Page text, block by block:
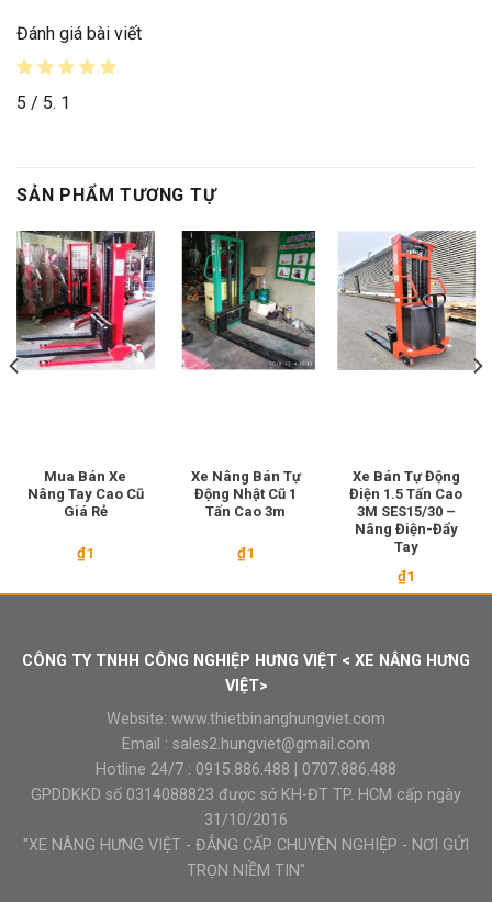
Đánh giá bài viết
5 / 5. 1
SẢN PHẨM TƯƠNG TỰ
Mua Bán Xe
Nâng Tay Cao Cũ
Giá Rẻ
₫1
Xe Nâng Bán Tự
Động Nhật Cũ 1
Tấn Cao 3m
₫1
Xe Bán Tự Động
Điện 1.5 Tấn Cao
3M SES15/30 –
Nâng Điện-Đẩy
Tay
₫1
CÔNG TY TNHH CÔNG NGHIỆP HƯNG VIỆT < XE NÂNG HƯNG
VIỆT>
Website: www.thietbinanghungviet.com
Email : sales2.hungviet@gmail.com
Hotline 24/7 : 0915.886.488
0707.886.488
GPDDKKD số 0314088823 được sở KH-ĐT TP. HCM cấp ngày
31/10/2016
"XE NÂNG HƯNG VIỆT - ĐẲNG CẤP CHUYÊN NGHIỆP - NƠI GỬI
TRỌN NIỀM TIN"